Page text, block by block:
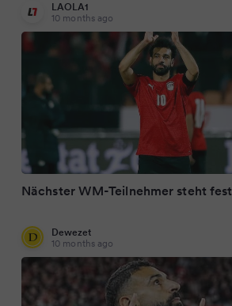
LAOLA1
10 months ago
Nächster WM-Teilnehmer steht fest
Dewezet
10 months ago